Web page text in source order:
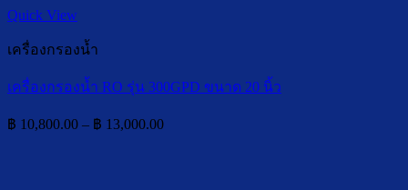
Quick View
เครื่องกรองน้ำ
เครื่องกรองน้ำ RO รุ่น 300GPD ขนาด 20 นิ้ว
฿ 10,800.00 – ฿ 13,000.00Price